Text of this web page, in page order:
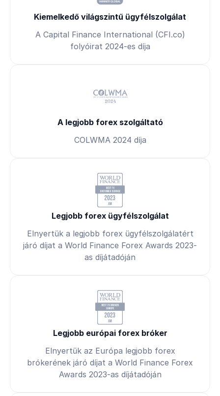
Kiemelkedő világszintű ügyfélszolgálat
A Capital Finance International (CFI.co)
folyóirat 2024-es díja
A legjobb forex szolgáltató
COLWMA 2024 díja
Legjobb forex ügyfélszolgálat
Elnyertük a legjobb forex ügyfélszolgálatért
járó díjat a World Finance Forex Awards 2023-
as díjátadóján
Legjobb európai forex bróker
Elnyertük az Európa legjobb forex
brókerének járó díjat a World Finance Forex
Awards 2023-as díjátadóján